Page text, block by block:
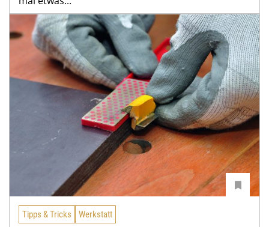
Tipps & Tricks Werkstatt